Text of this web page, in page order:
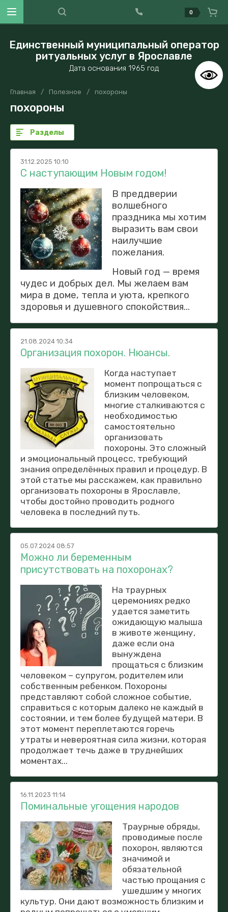
Единственный муниципальный оператор
ритуальных услуг в Ярославле
Дата основания 1965 год
0
Главная / Полезное / похороны
похороны
Разделы
31.12.2025 10:10
С наступающим Новым годом!
В преддверии
волшебного
праздника мы хотим
выразить вам свои
наилучшие
пожелания.
Новый год — время
чудес и добрых дел. Мы желаем вам
мира в доме, тепла и уюта, крепкого
здоровья и душевного спокойствия...
21.08.2024 10:34
Организация похорон. Нюансы.
Когда наступает
момент попрощаться с
близким человеком,
многие сталкиваются с
необходимостью
самостоятельно
организовать
похороны. Это сложный
и эмоциональный процесс, требующий
знания определённых правил и процедур. В
этой статье мы расскажем, как правильно
организовать похороны в Ярославле,
чтобы достойно проводить родного
человека в последний путь.
05.07.2024 08:57
Можно ли беременным
присутствовать на похоронах?
На траурных
церемониях редко
удается заметить
ожидающую малыша
в животе женщину,
даже если она
вынуждена
прощаться с близким
человеком – супругом, родителем или
собственным ребенком. Похороны
представляют собой сложное событие,
справиться с которым далеко не каждый в
состоянии, и тем более будущей матери. В
этот момент переплетаются горечь
утраты и невероятная сила жизни, которая
продолжает течь даже в труднейших
моментах...
16.11.2023 11:14
Поминальные угощения народов
Траурные обряды,
проводимые после
похорон, являются
значимой и
обязательной
частью прощания с
ушедшим у многих
культур. Они дают возможность близким и